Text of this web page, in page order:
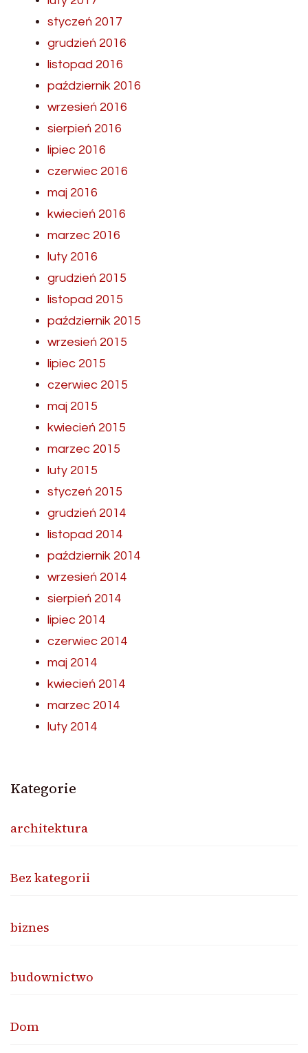
styczeń 2017
grudzień 2016
listopad 2016
październik 2016
wrzesień 2016
sierpień 2016
lipiec 2016
czerwiec 2016
maj 2016
kwiecień 2016
marzec 2016
luty 2016
grudzień 2015
listopad 2015
październik 2015
wrzesień 2015
lipiec 2015
czerwiec 2015
maj 2015
kwiecień 2015
marzec 2015
luty 2015
styczeń 2015
grudzień 2014
listopad 2014
październik 2014
wrzesień 2014
sierpień 2014
lipiec 2014
czerwiec 2014
maj 2014
kwiecień 2014
marzec 2014
luty 2014
Kategorie
architektura
Bez kategorii
biznes
budownictwo
Dom